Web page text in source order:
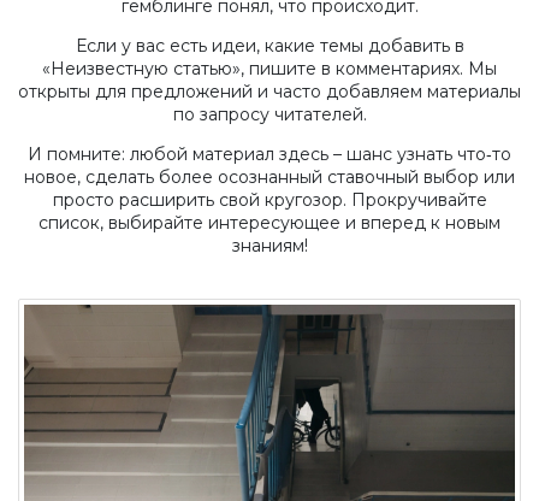
гемблинге понял, что происходит.
Если у вас есть идеи, какие темы добавить в
«Неизвестную статью», пишите в комментариях. Мы
открыты для предложений и часто добавляем материалы
по запросу читателей.
И помните: любой материал здесь – шанс узнать что‑то
новое, сделать более осознанный ставочный выбор или
просто расширить свой кругозор. Прокручивайте
список, выбирайте интересующее и вперед к новым
знаниям!